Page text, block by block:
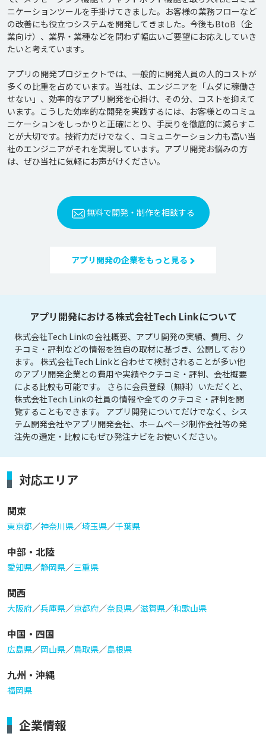
ニケーションツールを手掛けてきました。お客様の業務フローなど
の改善にも役立つシステムを開発してきました。今後もBtoB（企
業向け）、業界・業種などを問わず幅広いご要望にお応えしていき
たいと考えています。
アプリの開発プロジェクトでは、一般的に開発人員の人的コストが
多くの比重を占めています。当社は、エンジニアを「ムダに稼働さ
せない」、効率的なアプリ開発を心掛け、その分、コストを抑えて
います。こうした効率的な開発を実践するには、お客様とのコミュ
ニケーションをしっかりと正確にとり、手戻りを徹底的に減らすこ
とが大切です。技術力だけでなく、コミュニケーション力も高い当
社のエンジニアがそれを実現しています。アプリ開発お悩みの方
は、ぜひ当社に気軽にお声がけください。
無料で開発・制作を相談する
アプリ開発の企業をもっと見る
アプリ開発における株式会社Tech Linkについて
株式会社Tech Linkの会社概要、アプリ開発の実績、費用、ク
チコミ・評判などの情報を独自の取材に基づき、公開しており
ます。 株式会社Tech Linkと合わせて検討されることが多い他
のアプリ開発企業との費用や実績やクチコミ・評判、会社概要
による比較も可能です。 さらに会員登録（無料）いただくと、
株式会社Tech Linkの社員の情報や全てのクチコミ・評判を閲
覧することもできます。 アプリ開発についてだけでなく、シス
テム開発会社やアプリ開発会社、ホームページ制作会社等の発
注先の選定・比較にもぜひ発注ナビをお使いください。
対応エリア
関東
東京都／神奈川県／埼玉県／千葉県
中部・北陸
愛知県／静岡県／三重県
関西
大阪府／兵庫県／京都府／奈良県／滋賀県／和歌山県
中国・四国
広島県／岡山県／鳥取県／島根県
九州・沖縄
福岡県
企業情報